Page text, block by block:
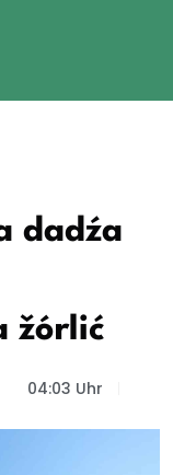
dadźa
žórlić
04:03 Uhr